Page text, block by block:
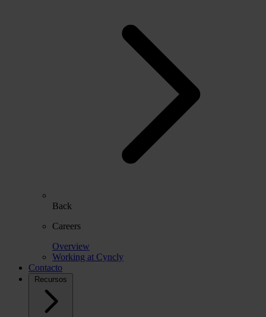
Back
Careers
Overview
Working at Cyncly
Contacto
Recursos